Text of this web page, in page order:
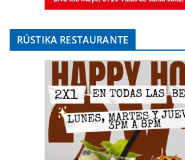
RÚSTIKA RESTAURANTE